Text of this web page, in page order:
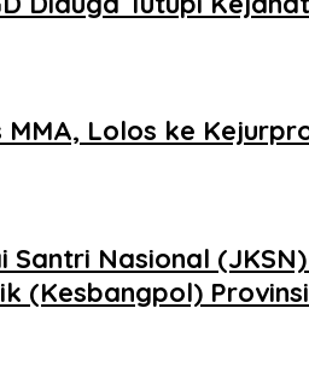
Lolos ke
Nasional
(Kesbangpol)